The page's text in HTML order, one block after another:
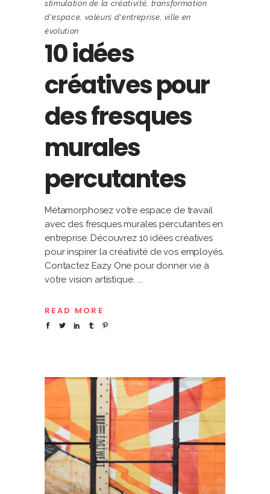
stimulation de la créativité, transformation
d'espace, valeurs d'entreprise, ville en
évolution
10 idées
créatives pour
des fresques
murales
percutantes
Métamorphosez votre espace de travail
avec des fresques murales percutantes en
entreprise. Découvrez 10 idées créatives
pour inspirer la créativité de vos employés.
Contactez Eazy One pour donner vie à
votre vision artistique.
READ MORE